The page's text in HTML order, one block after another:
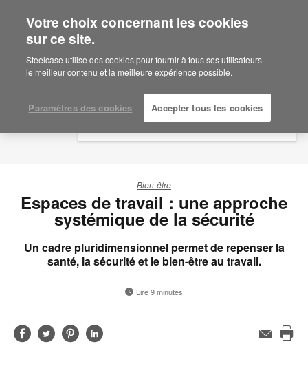
Are you in United States?
Would you like to see Products we sell in
your region?
English
Español
Bien-être
Espaces de travail : une approche
systémique de la sécurité
Un cadre pluridimensionnel permet de repenser la
santé, la sécurité et le bien-être au travail.
Lire 9 minutes
Partager
PartagerPartagerPartager
Adresse
Votre choix concernant les cookies
sur ce site.
Steelcase utilise des cookies pour fournir à tous ses utilisateurs
le meilleur contenu et la meilleure expérience possible.
Paramètres des cookies Accepter tous les cookies